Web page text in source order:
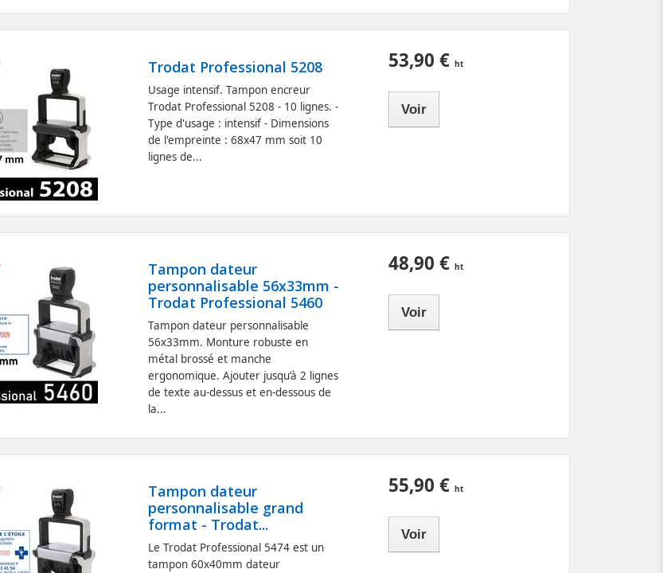
Trodat Professional 5208
Usage intensif. Tampon encreur
Trodat Professional 5208 - 10 lignes. -
Type d'usage : intensif - Dimensions
de l'empreinte : 68x47 mm soit 10
lignes de...
53,90 €
Voir
Tampon dateur
personnalisable 56x33mm -
Trodat Professional 5460
Tampon dateur personnalisable
56x33mm. Monture robuste en
métal brossé et manche
ergonomique. Ajouter jusqu’à 2 lignes
de texte au-dessus et en-dessous de
la...
48,90 €
Voir
Tampon dateur
personnalisable grand
format - Trodat...
Le Trodat Professional 5474 est un
tampon 60x40mm dateur
55,90 €
Voir